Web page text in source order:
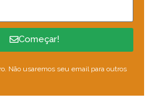
Começar!
Não usaremos seu email para outros